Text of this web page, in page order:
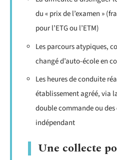
du « prix de l’examen »
pour l’ETG ou l’ETM)
Les parcours atypiques,
changé d’auto-école en
Les heures de conduite
établissement agréé, via
double commande ou
indépendant
Une collecte